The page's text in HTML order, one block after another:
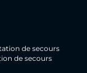
de secours
de secours